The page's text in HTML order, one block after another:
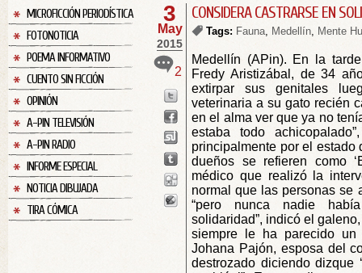
MICROFICCIÓN PERIODÍSTICA
FOTONOTICIA
POEMA INFORMATIVO
CUENTO SIN FICCIÓN
OPINIÓN
A-PIN TELEVISIÓN
A-PIN RADIO
INFORME ESPECIAL
NOTICIA DIBUJADA
TIRA CÓMICA
3
May
2015
2
CONSIDERA CASTRARSE EN
Tags: Fauna, Medellín, Mente
Medellín (APin). En la
Fredy Aristizábal, de 34
extirpar sus genitales
veterinaria a su gato recién
en el alma ver que ya no
estaba todo
principalmente por el
dueños se refieren como
médico que realizó la
normal que las personas se
“pero nunca nadie
solidaridad”, indicó el
siempre le ha parecido
Johana Pajón, esposa del
destrozado diciendo dizque